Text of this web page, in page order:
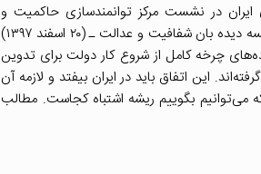
در نشست مرکز توانمندسازی حاکمیت و
جامعه با موضوع «شفافیت بودجه» ـ به میزبانی موسسه دیده بان شفافیت و عدالت ـ (۲۰ اسفند ۱۳۹۷)
چرخه کامل از شروع کار دولت برای تدوین
این اتفاق باید در ایران بیفتد و لازمه آن
بگوییم ریشه اشتباه کجاست. مطالب